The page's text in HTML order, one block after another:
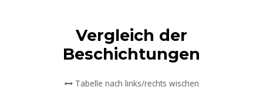
Vergleich der
Beschichtungen
Tabelle nach links/rechts wischen